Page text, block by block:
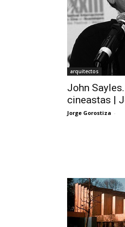
arquitectos
John
cineastas |
Jorge Gorostiza -